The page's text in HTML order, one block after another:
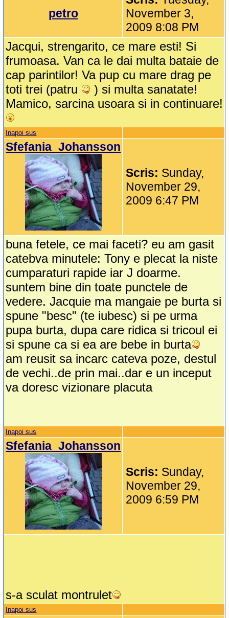
petro
November 3,
2009 8:08 PM
Jacqui, strengarito, ce mare esti! Si
frumoasa. Van ca le dai multa bataie de
cap parintilor! Va pup cu mare drag pe
toti trei (patru
) si multa sanatate!
Mamico, sarcina usoara si in continuare!
Inapoi sus
Sfefania_Johansson
Scris: Sunday,
November 29,
2009 6:47 PM
buna fetele, ce mai faceti? eu am gasit
catebva minutele: Tony e plecat la niste
cumparaturi rapide iar J doarme.
suntem bine din toate punctele de
vedere. Jacquie ma mangaie pe burta si
spune "besc" (te iubesc) si pe urma
pupa burta, dupa care ridica si tricoul ei
si spune ca si ea are bebe in burta
am reusit sa incarc cateva poze, destul
de vechi..de prin mai..dar e un inceput
va doresc vizionare placuta
Inapoi sus
Sfefania_Johansson
Scris: Sunday,
November 29,
2009 6:59 PM
s-a sculat montrulet
Inapoi sus